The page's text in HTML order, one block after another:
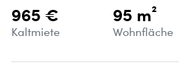
965 €
Kaltmiete
95 m²
Wohnfläche